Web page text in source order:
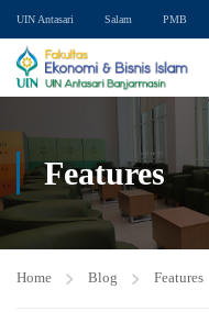
UIN Antasari Salam PMB
Features
Home Blog Features